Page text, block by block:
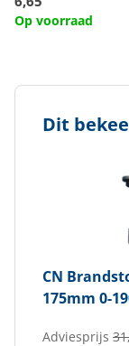
Op voorraad
Dit
CN
175mm 0-
Adviesprijs